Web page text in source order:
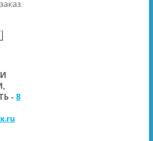
- 8